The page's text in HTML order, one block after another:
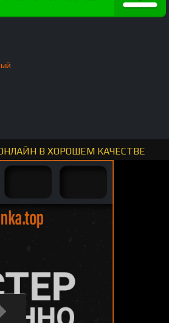
ОНЛАЙН В ХОРОШЕМ КАЧЕСТВЕ